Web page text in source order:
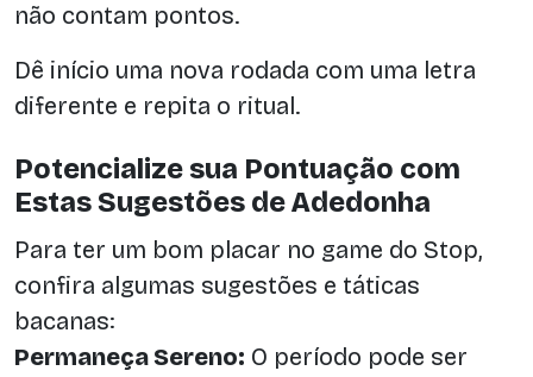
não contam pontos.
Dê início uma nova rodada com uma letra
diferente e repita o ritual.
Potencialize sua Pontuação com
Estas Sugestões de Adedonha
Para ter um bom placar no game do Stop,
confira algumas sugestões e táticas
bacanas:
Permaneça Sereno: O período pode ser